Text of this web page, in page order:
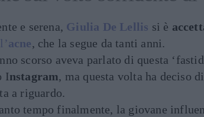
e serena, Giulia De Lellis si è
l’acne, che la segue da tanti anni.
scorso aveva parlato di questa
Instagram, ma questa volta ha deciso
a riguardo.
tempo finalmente, la giovane